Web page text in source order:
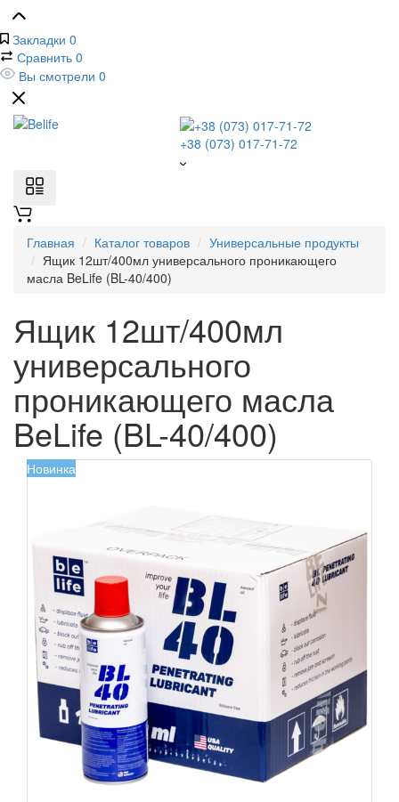
Закладки 0
Сравнить 0
Вы смотрели 0
+38 (073) 017-71-72
Главная Каталог товаров
Универсальные продукты
Ящик 12шт/400мл универсального проникающего
масла BeLife (BL-40/400)
Ящик 12шт/400мл
универсального
проникающего масла
BeLife (BL-40/400)
Новинка